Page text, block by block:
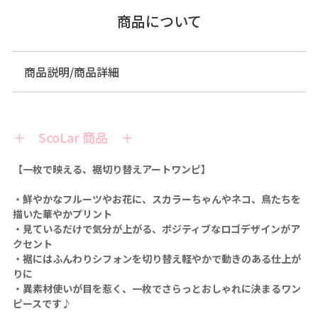
商品について
商品説明/商品詳細
＋ ScoLar 商品 ＋
【一枚で映える、裾切り替えアートワンピ】
・鮮やかなフルーツやお花に、スカラーちゃんやネコ、鳥たちを
描いた華やかプリント
・見ているだけで気分が上がる、ポジティブなロゴデザインがア
クセント
・裾にはふんわりシフォンを切り替え軽やかで動きのある仕上が
りに
・異素材使いが目を惹く、一枚でさらっとおしゃれに決まるワン
ピースです♪